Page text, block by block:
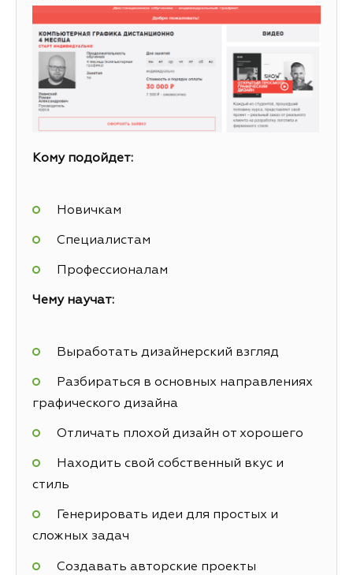
Кому подойдет:
Новичкам
Специалистам
Профессионалам
Чему научат:
Выработать дизайнерский взгляд
Разбираться в основных направлениях
графического дизайна
Отличать плохой дизайн от хорошего
Находить свой собственный вкус и
стиль
Генерировать идеи для простых и
сложных задач
Создавать авторские проекты